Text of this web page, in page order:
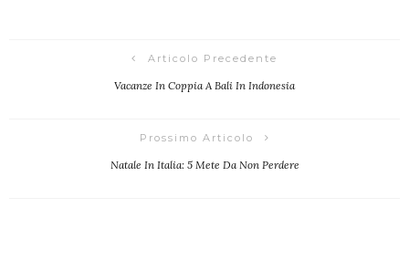
Articolo Precedente
Vacanze In Coppia A Bali In Indonesia
Prossimo Articolo
Natale In Italia: 5 Mete Da Non Perdere